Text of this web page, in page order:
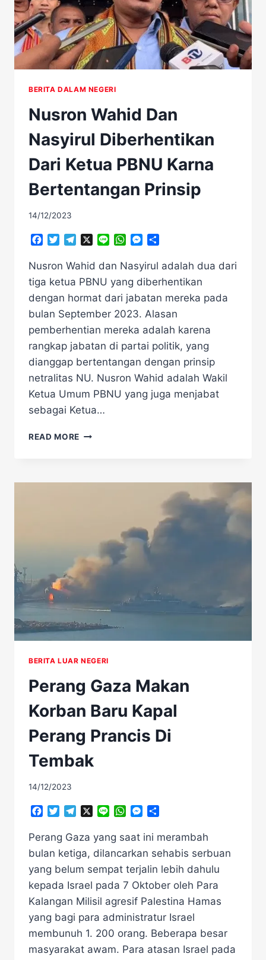
BERITA DALAM NEGERI
Nusron Wahid Dan
Nasyirul Diberhentikan
Dari Ketua PBNU Karna
Bertentangan Prinsip
14/12/2023
Facebook
TwitterTelegramLine WhatsAppMessenger
Nusron Wahid dan Nasyirul adalah dua dari
tiga ketua PBNU yang diberhentikan
dengan hormat dari jabatan mereka pada
bulan September 2023. Alasan
pemberhentian mereka adalah karena
rangkap jabatan di partai politik, yang
dianggap bertentangan dengan prinsip
netralitas NU. Nusron Wahid adalah Wakil
Ketua Umum PBNU yang juga menjabat
sebagai Ketua…
READ MORE NUSRON
DIBERHENTIKAN
BERTENTANGAN
PRINSIP
BERITA LUAR NEGERI
Perang Gaza Makan
Korban Baru Kapal
Perang Prancis Di
Tembak
14/12/2023
Facebook
TwitterTelegramLine WhatsAppMessenger
Perang Gaza yang saat ini merambah
bulan ketiga, dilancarkan sehabis serbuan
yang belum sempat terjalin lebih dahulu
kepada Israel pada 7 Oktober oleh Para
Kalangan Milisil agresif Palestina Hamas
yang bagi para administratur Israel
membunuh 1. 200 orang. Beberapa besar
masyarakat awam. Para atasan Israel pada